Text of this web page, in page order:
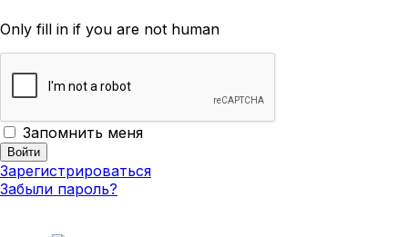
Only fill in if you are not human
Запомнить меня
Зарегистрироваться
Забыли пароль?